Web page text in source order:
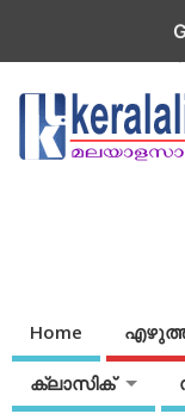
Home
ക്ലാസിക്